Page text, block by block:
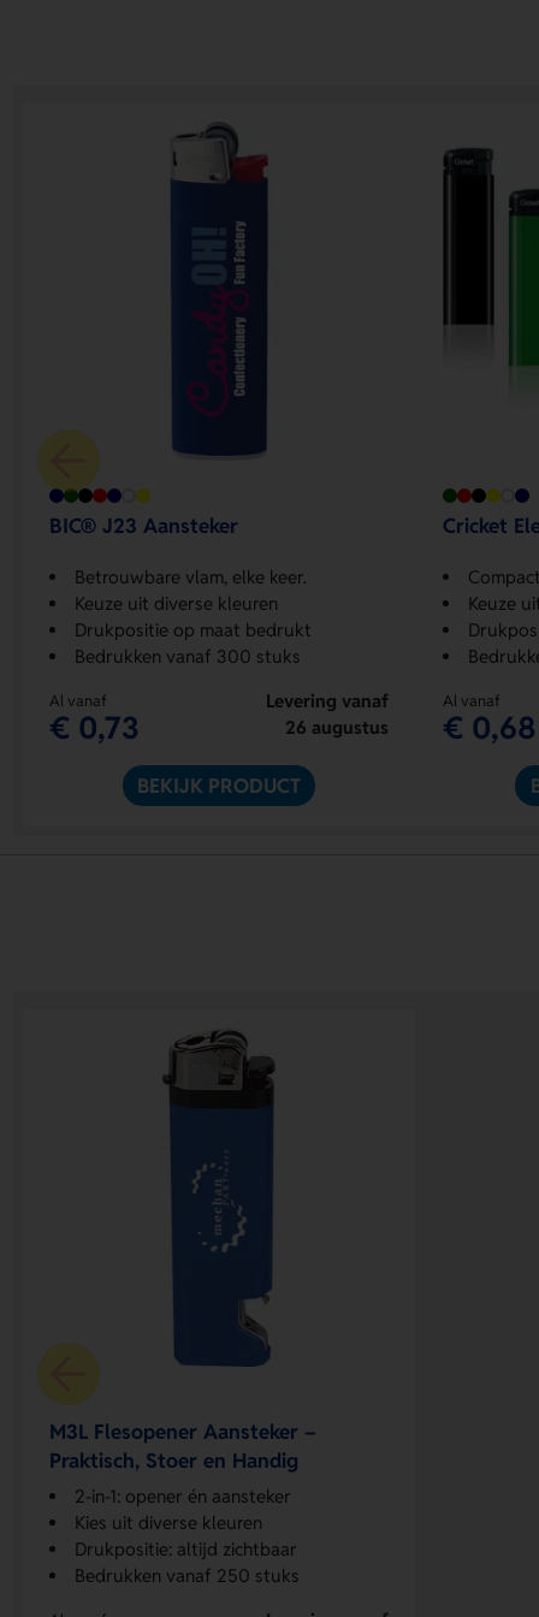
BIC® J23 Aansteker
Betrouwbare vlam, elke keer.
Keuze uit diverse kleuren
Drukpositie op maat bedrukt
Bedrukken vanaf 300 stuks
Al vanaf
€ 0,73
Levering vanaf
26 augustus
BEKIJK PRODUCT
Cricket
Keuze
Al vanaf
€ 0,68
M3L Flesopener Aansteker –
Praktisch, Stoer en Handig
2-in-1: opener én aansteker
Kies uit diverse kleuren
Drukpositie: altijd zichtbaar
Bedrukken vanaf 250 stuks